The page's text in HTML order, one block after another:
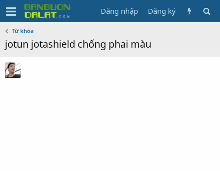
Đăng nhập Đăng ký
Từ khóa
jotun jotashield chống phai màu